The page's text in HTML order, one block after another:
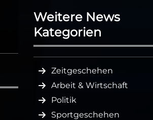
Weitere News
Kategorien
Zeitgeschehen
Arbeit & Wirtschaft
Politik
Sportgeschehen